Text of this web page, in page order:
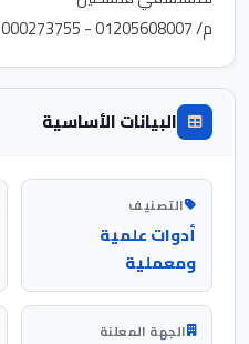
م/ 01205608007 - 01000273755 - 01222564627
البيانات الأساسية
التصنيف
أدوات علمية
ومعملية
الجهة المعلنة